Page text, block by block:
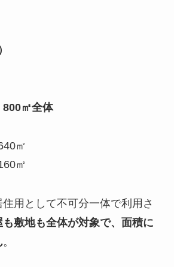
㎡全体
㎡
㎡
用として不可分一体で利用さ
も敷地も全体が対象で、面積に
。